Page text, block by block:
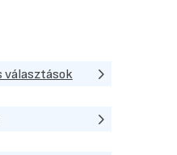
választások